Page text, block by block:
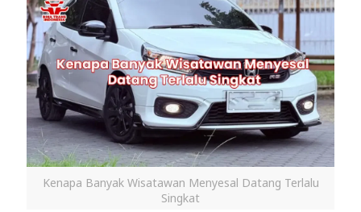
Kenapa Banyak Wisatawan Menyesal Datang Terlalu
Singkat